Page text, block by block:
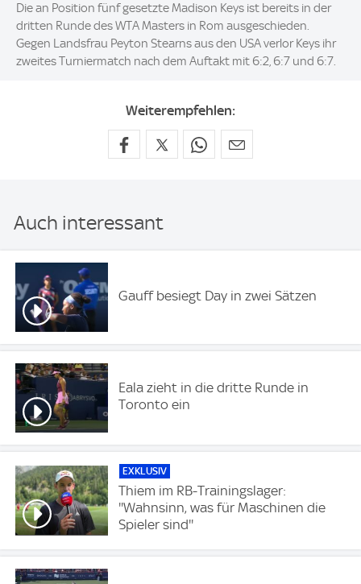
Die an Position fünf gesetzte Madison Keys ist bereits in der
dritten Runde des WTA Masters in Rom ausgeschieden.
Gegen Landsfrau Peyton Stearns aus den USA verlor Keys ihr
zweites Turniermatch nach dem Auftakt mit 6:2, 6:7 und 6:7.
Weiterempfehlen:
Auch interessant
Gauff besiegt Day in zwei Sätzen
Eala zieht in die dritte Runde in
Toronto ein
EXKLUSIV
Thiem im RB-Trainingslager:
''Wahnsinn, was für Maschinen die
Spieler sind''